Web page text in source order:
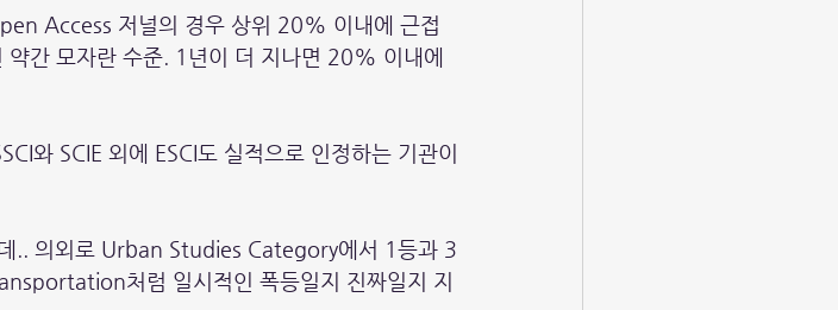
Access 저널의 경우 상위 20% 이내에 근접
간 모자란 수준. 1년이 더 지나면 20% 이내에
와 SCIE 외에 ESCI도 실적으로 인정하는 기관이
.. 의외로 Urban Studies Category에서 1등과 3
처럼 일시적인 폭등일지 진짜일지 지